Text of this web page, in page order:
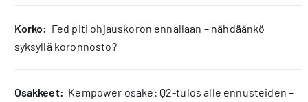
korko: Fed piti ohjauskoron ennallaan – nähdäänkö
syksyllä koronnosto?
osakkeet: Kempower osake: Q2-tulos alle ennusteiden –